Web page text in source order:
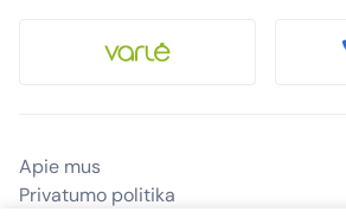
Apie mus
Privatumo politika